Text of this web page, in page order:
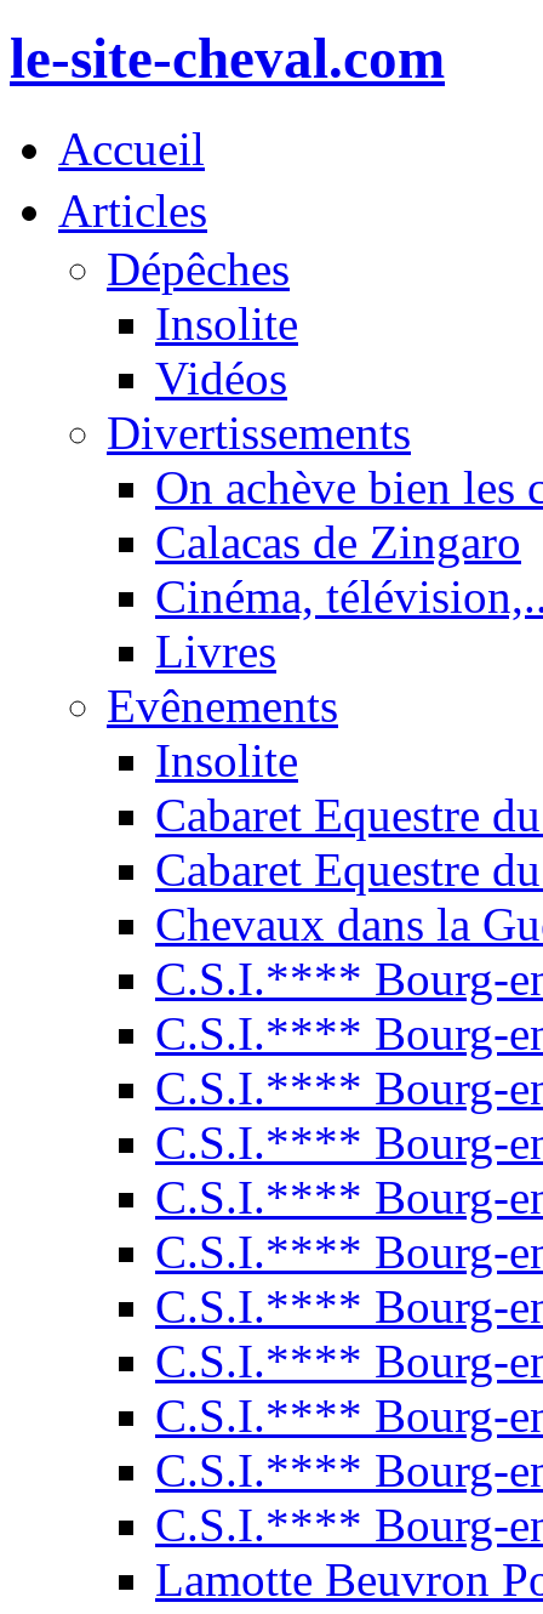
le-site-cheval.com
Accueil
Articles
Dépêches
Insolite
Vidéos
Divertissements
On achève bien les
Calacas de Zingaro
Cinéma,
Livres
Evênements
Insolite
Cabaret Equestre
Cabaret Equestre
Chevaux dans la
C.S.I.**** Bourg-
C.S.I.**** Bourg-
C.S.I.**** Bourg-
C.S.I.**** Bourg-
C.S.I.**** Bourg-
C.S.I.**** Bourg-
C.S.I.**** Bourg-
C.S.I.**** Bourg-
C.S.I.**** Bourg-
C.S.I.**** Bourg-
C.S.I.**** Bourg-
Lamotte Beuvron